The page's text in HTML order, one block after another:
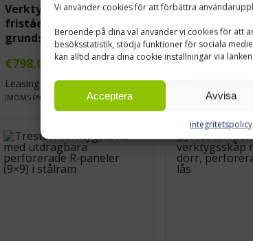
Vi använder cookies för att förbättra
Beroende på dina val använder vi cookies för att
besöksstatistik, stödja funktioner för sociala
kan alltid ändra dina cookie inställningar via
Acceptera Avvisa
Integritetspolicy
Verktygstavla
fristående T‑fot,
grundsektion
€798,00 0 % MOMS
Leasing pris från72.00€/mån
(MOMS 0%)
€680,00 0 %